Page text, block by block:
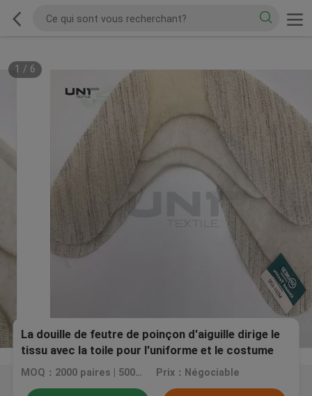
1 / 6
La douille de feutre de poinçon d'aiguille dirige le
tissu avec la toile pour l'uniforme et le costume
MOQ：2000 paires | 5000 paires Prix：Négociable